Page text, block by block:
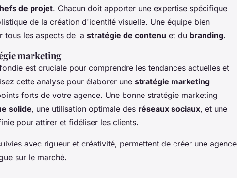
de projet. Chacun doit apporter une expertise spécifique
de la création d'identité visuelle. Une équipe bien
tous les aspects de la stratégie de contenu et du branding.
marketing
est cruciale pour comprendre les tendances actuelles et
cette analyse pour élaborer une stratégie marketing
forts de votre agence. Une bonne stratégie marketing
solide, une utilisation optimale des réseaux sociaux, et une
pour attirer et fidéliser les clients.
avec rigueur et créativité, permettent de créer une agence
sur le marché.